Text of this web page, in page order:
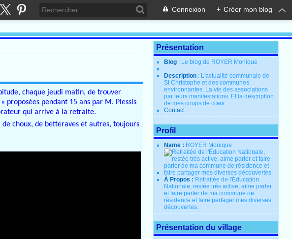
Connexion + Créer mon blog
chaque jeudi matin, de trouver
proposées pendant 15 ans par M. Plessis
qui arrive à la retraite.
choux, de betteraves et autres, toujours
Présentation
Blog : Le blog de ROYER Monique
Description : L'actualité communale de
St Christophe et des communes
environnantes. La vie des associations
par leurs manifestations. Et la description
de mes coups de cœur.
Contact
Profil
Name : ROYER Monique
À Propos : Retraitée de l'Éducation
Nationale, restée très active, aime parler
et faire parler de ma commune de
résidence et faire partager mes diverses
découvertes.
Présentation du village